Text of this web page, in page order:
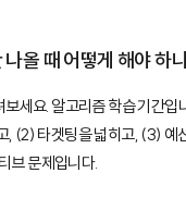
올 때 어떻게 해야 하
세요. 알고리즘 학습 기간입
, (2) 타겟팅을 넓히고, (3) 예
브 문제입니다.